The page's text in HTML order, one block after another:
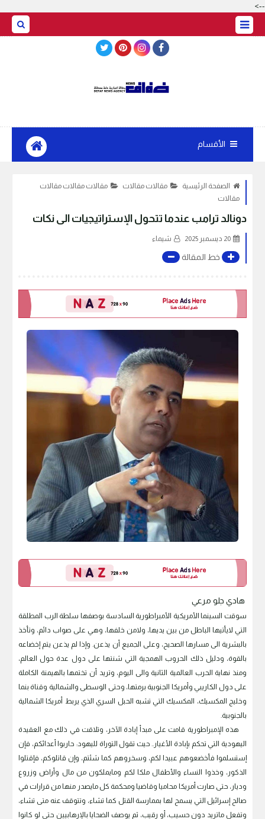
-->
الأقسام
الصفحة الرئيسية مقالات مقالات
مقالات مقالات مقالات
مقالات
دونالد ترامب عندما تتحول الإستراتيجيات الى نكات
20 ديسمبر 2025 شيماء
خط المقالة
هادي جلو مرعي
سوقت السينما الأمريكية الأمبراطورية السادسة بوصفها سلطة الرب المطلقة
التي لايأتيها الباطل من بين يديها، ولامن خلفها، وهي على صواب دائم، وتأخذ
بالبشرية الى مسارها الصحيح، وعلى الجميع أن يذعن. وإذا لم يذعن يتم إخضاعه
بالقوة، ودليل ذلك الحروب الهمجية التي شنتها على دول عدة حول العالم،
ومنذ نهاية الحرب العالمية الثانية والى اليوم، وتريد أن تختمها بالهيمنة الكاملة
على دول الكاريبي وأمريكا الجنوبية برمتها، وحتى الوسطى والشمالية وقناة بنما
وخليج المكسيك، المكسيك التي تشبه الحبل السري الذي يربط أمريكا الشمالية
بالجنوبية.
هذه الإمبراطورية قامت على مبدأ إبادة الآخر، وتلاقت في ذلك مع العقيدة
اليهودية التي تحكم بإبادة الأغيار.. حيث تقول التوراة لليهود: حاربوا أعدائكم، فإن
إستسلموا فأخضعوهم عبيدا لكم، وسخروهم كما شئتم، وإن قاتلوكم، فإقتلوا
الذكور، وخذوا النساء والأطفال ملكا لكم ومايملكون من مال وأراض وزروع
وديار، حتى صارت أمريكا محاميا وقاضيا ومحكمة كل مايصدر منها من قرارات في
صالح إسرائيل التي يسمح لها بممارسة القتل كما تشاء، وتتوقف عنه متى تشاء،
وتفعل ماتريد دون حسيب، أو رقيب، ثم يوصف الضحايا بالإرهابيين حتى لو كانوا